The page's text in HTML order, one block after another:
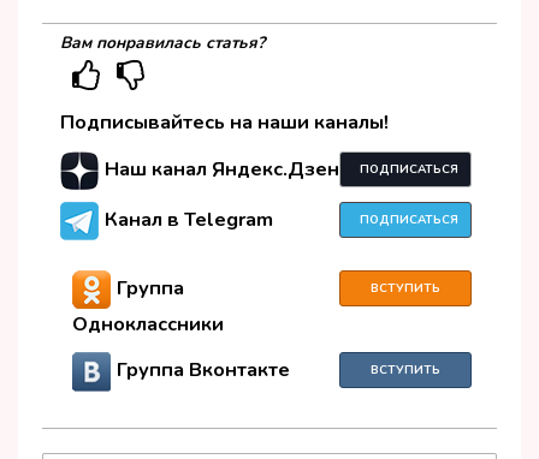
Вам понравилась статья?
Подписывайтесь на наши каналы!
Наш канал Яндекс.Дзен
ПОДПИСАТЬСЯ
Канал в Telegram ПОДПИСАТЬСЯ
Группа
Одноклассники
ВСТУПИТЬ
Группа Вконтакте ВСТУПИТЬ